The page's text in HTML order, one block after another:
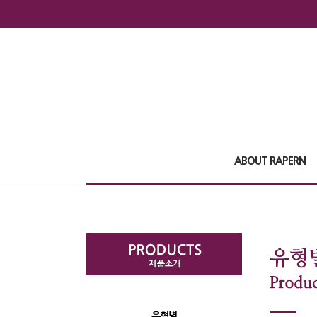
ABOUT RAPERN